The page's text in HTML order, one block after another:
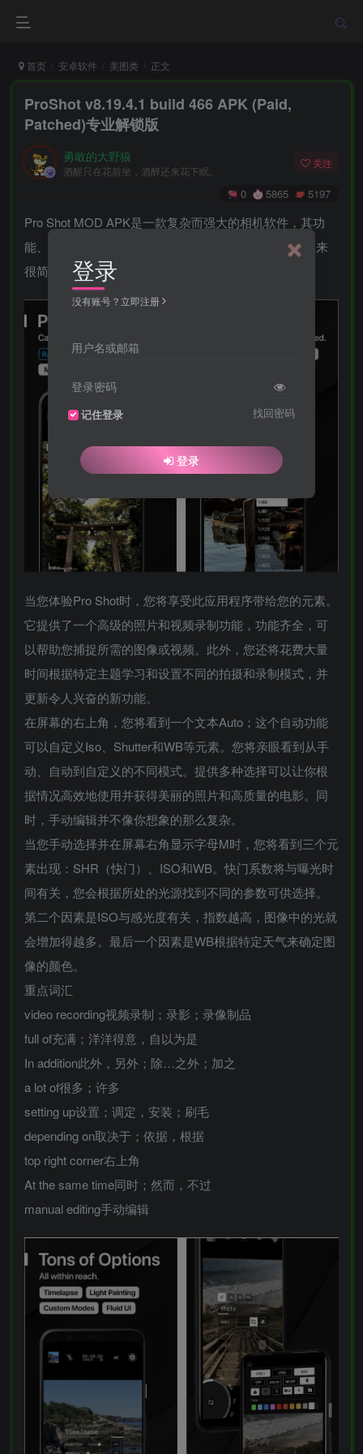
首页 安卓软件 美图类 正文
ProShot v8.19.4.1 build 466 APK (Paid,
Patched)专业解锁版
勇敢的大野狼
酒醒只在花前坐，酒醉还来花下眠。
关注
0 5865 5197
Pro Shot MOD APK是一款复杂而强大的相机软件，其功
能、设置和选择一开始可能会让人不知所措，但学习起来
很简单。
当您体验Pro Shot时，您将享受此应用程序带给您的元素。
它提供了一个高级的照片和视频录制功能，功能齐全，可
以帮助您捕捉所需的图像或视频。此外，您还将花费大量
时间根据特定主题学习和设置不同的拍摄和录制模式，并
更新令人兴奋的新功能。
在屏幕的右上角，您将看到一个文本Auto；这个自动功能
可以自定义Iso、Shutter和WB等元素。您将亲眼看到从手
动、自动到自定义的不同模式。提供多种选择可以让你根
据情况高效地使用并获得美丽的照片和高质量的电影。同
时，手动编辑并不像你想象的那么复杂。
当您手动选择并在屏幕右角显示字母M时，您将看到三个元
素出现：SHR（快门）、ISO和WB。快门系数将与曝光时
间有关，您会根据所处的光源找到不同的参数可供选择。
第二个因素是ISO与感光度有关，指数越高，图像中的光就
会增加得越多。最后一个因素是WB根据特定天气来确定图
像的颜色。
重点词汇
video recording视频录制；录影；录像制品
full of充满；洋洋得意，自以为是
In addition此外，另外；除…之外；加之
a lot of很多；许多
setting up设置；调定，安装；刷毛
depending on取决于；依据，根据
top right corner右上角
At the same time同时；然而，不过
manual editing手动编辑
登录
没有账号？立即注册
用户名或邮箱
登录密码
记住登录 找回密码
登录